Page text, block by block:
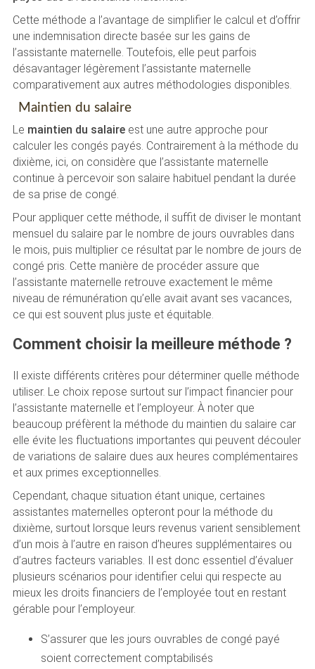
Cette méthode a l’avantage de simplifier le calcul et d’offrir
une indemnisation directe basée sur les gains de
l’assistante maternelle. Toutefois, elle peut parfois
désavantager légèrement l’assistante maternelle
comparativement aux autres méthodologies disponibles.
Maintien du salaire
Le maintien du salaireest une autre approche pour
calculer les congés payés. Contrairement à la méthode du
dixième, ici, on considère que l’assistante maternelle
continue à percevoir son salaire habituel pendant la durée
de sa prise de congé.
Pour appliquer cette méthode, il suffit de diviser le montant
mensuel du salaire par le nombre de jours ouvrables dans
le mois, puis multiplier ce résultat par le nombre de jours de
congé pris. Cette manière de procéder assure que
l’assistante maternelle retrouve exactement le même
niveau de rémunération qu’elle avait avant ses vacances,
ce qui est souvent plus juste et équitable.
Comment choisir la meilleure méthode ?
Il existe différents critères pour déterminer quelle méthode
utiliser. Le choix repose surtout sur l’impact financier pour
l’assistante maternelle et l’employeur. À noter que
beaucoup préfèrent la méthode du maintien du salaire car
elle évite les fluctuations importantes qui peuvent découler
de variations de salaire dues aux heures complémentaires
et aux primes exceptionnelles.
Cependant, chaque situation étant unique, certaines
assistantes maternelles opteront pour la méthode du
dixième, surtout lorsque leurs revenus varient sensiblement
d’un mois à l’autre en raison d’heures supplémentaires ou
d’autres facteurs variables. Il est donc essentiel d’évaluer
plusieurs scénarios pour identifier celui qui respecte au
mieux les droits financiers de l’employée tout en restant
gérable pour l’employeur.
S’assurer que les jours ouvrables de congé payé
soient correctement comptabilisés